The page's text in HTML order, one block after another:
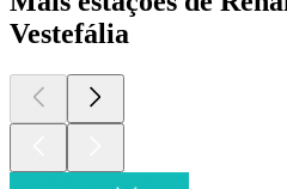
Vestefália